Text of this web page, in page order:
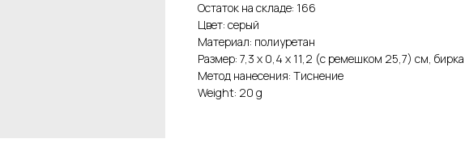
Остаток на складе: 166
Цвет: серый
Материал: полиуретан
Размер: 7,3 х 0,4 х 11,2 (с ремешком 25,7) см,
Метод нанесения: Тиснение
Weight: 20 g